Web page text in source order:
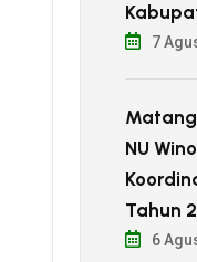
7
NU
Tahun
6